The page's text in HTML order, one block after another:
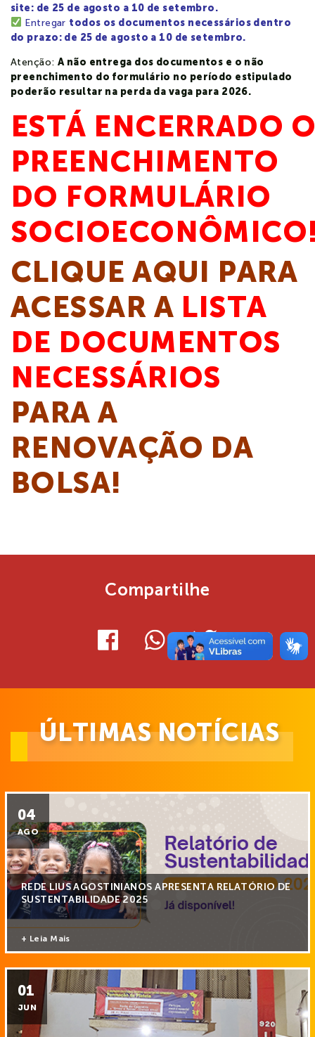
site: de 25 de agosto a 10 de setembro.
Entregar todos os documentos necessários dentro
do prazo: de 25 de agosto a 10 de setembro.
Atenção: A não entrega dos documentos e o não
preenchimento do formulário no período estipulado
poderão resultar na perda da vaga para 2026.
ESTÁ ENCERRADO
PREENCHIMENTO
DO FORMULÁRIO
CLIQUE AQUI PARA
ACESSAR A LISTA
DE DOCUMENTOS
NECESSÁRIOS
PARA A
RENOVAÇÃO DA
BOLSA!
Compartilhe
ÚLTIMAS NOTÍCIAS
04
AGO
REDE LIUS AGOSTINIANOS APRESENTA RELATÓRIO DE
SUSTENTABILIDADE 2025
+ Leia Mais
01
JUN